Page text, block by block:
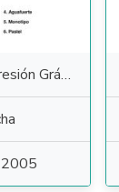
Plástica
2005